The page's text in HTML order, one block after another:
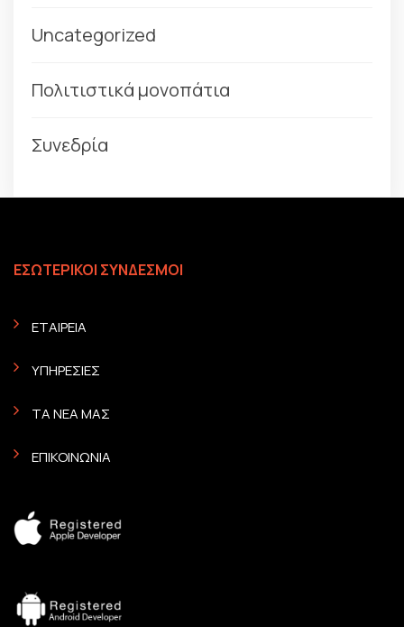
Uncategorized
Πολιτιστικά μονοπάτια
Συνεδρία
ΕΣΩΤΕΡΙΚΟΙ ΣΥΝΔΕΣΜΟΙ
ΕΤΑΙΡΕΙΑ
ΥΠΗΡΕΣΙΕΣ
ΤΑ ΝΕΑ ΜΑΣ
ΕΠΙΚΟΙΝΩΝΙΑ